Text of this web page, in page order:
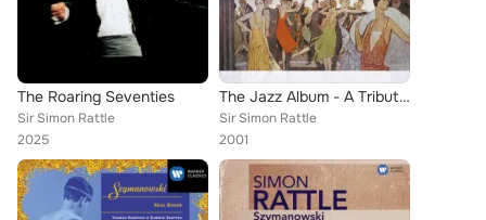
The Roaring Seventies
Sir Simon Rattle
2025
The Jazz Album - A Tribute to the Jazz Age
Sir Simon Rattle
2001